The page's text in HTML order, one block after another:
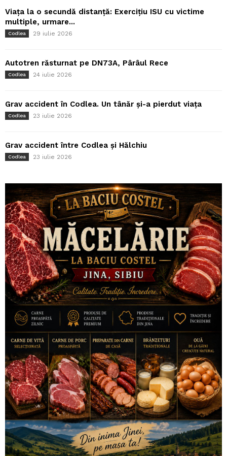
Viața la o secundă distanță: Exercițiu ISU cu victime
multiple, urmare...
Codlea 29 iulie 2026
Autotren răsturnat pe DN73A, Pârâul Rece
Codlea 24 iulie 2026
Grav accident în Codlea. Un tânăr și-a pierdut viața
Codlea 23 iulie 2026
Grav accident între Codlea și Hălchiu
Codlea 23 iulie 2026